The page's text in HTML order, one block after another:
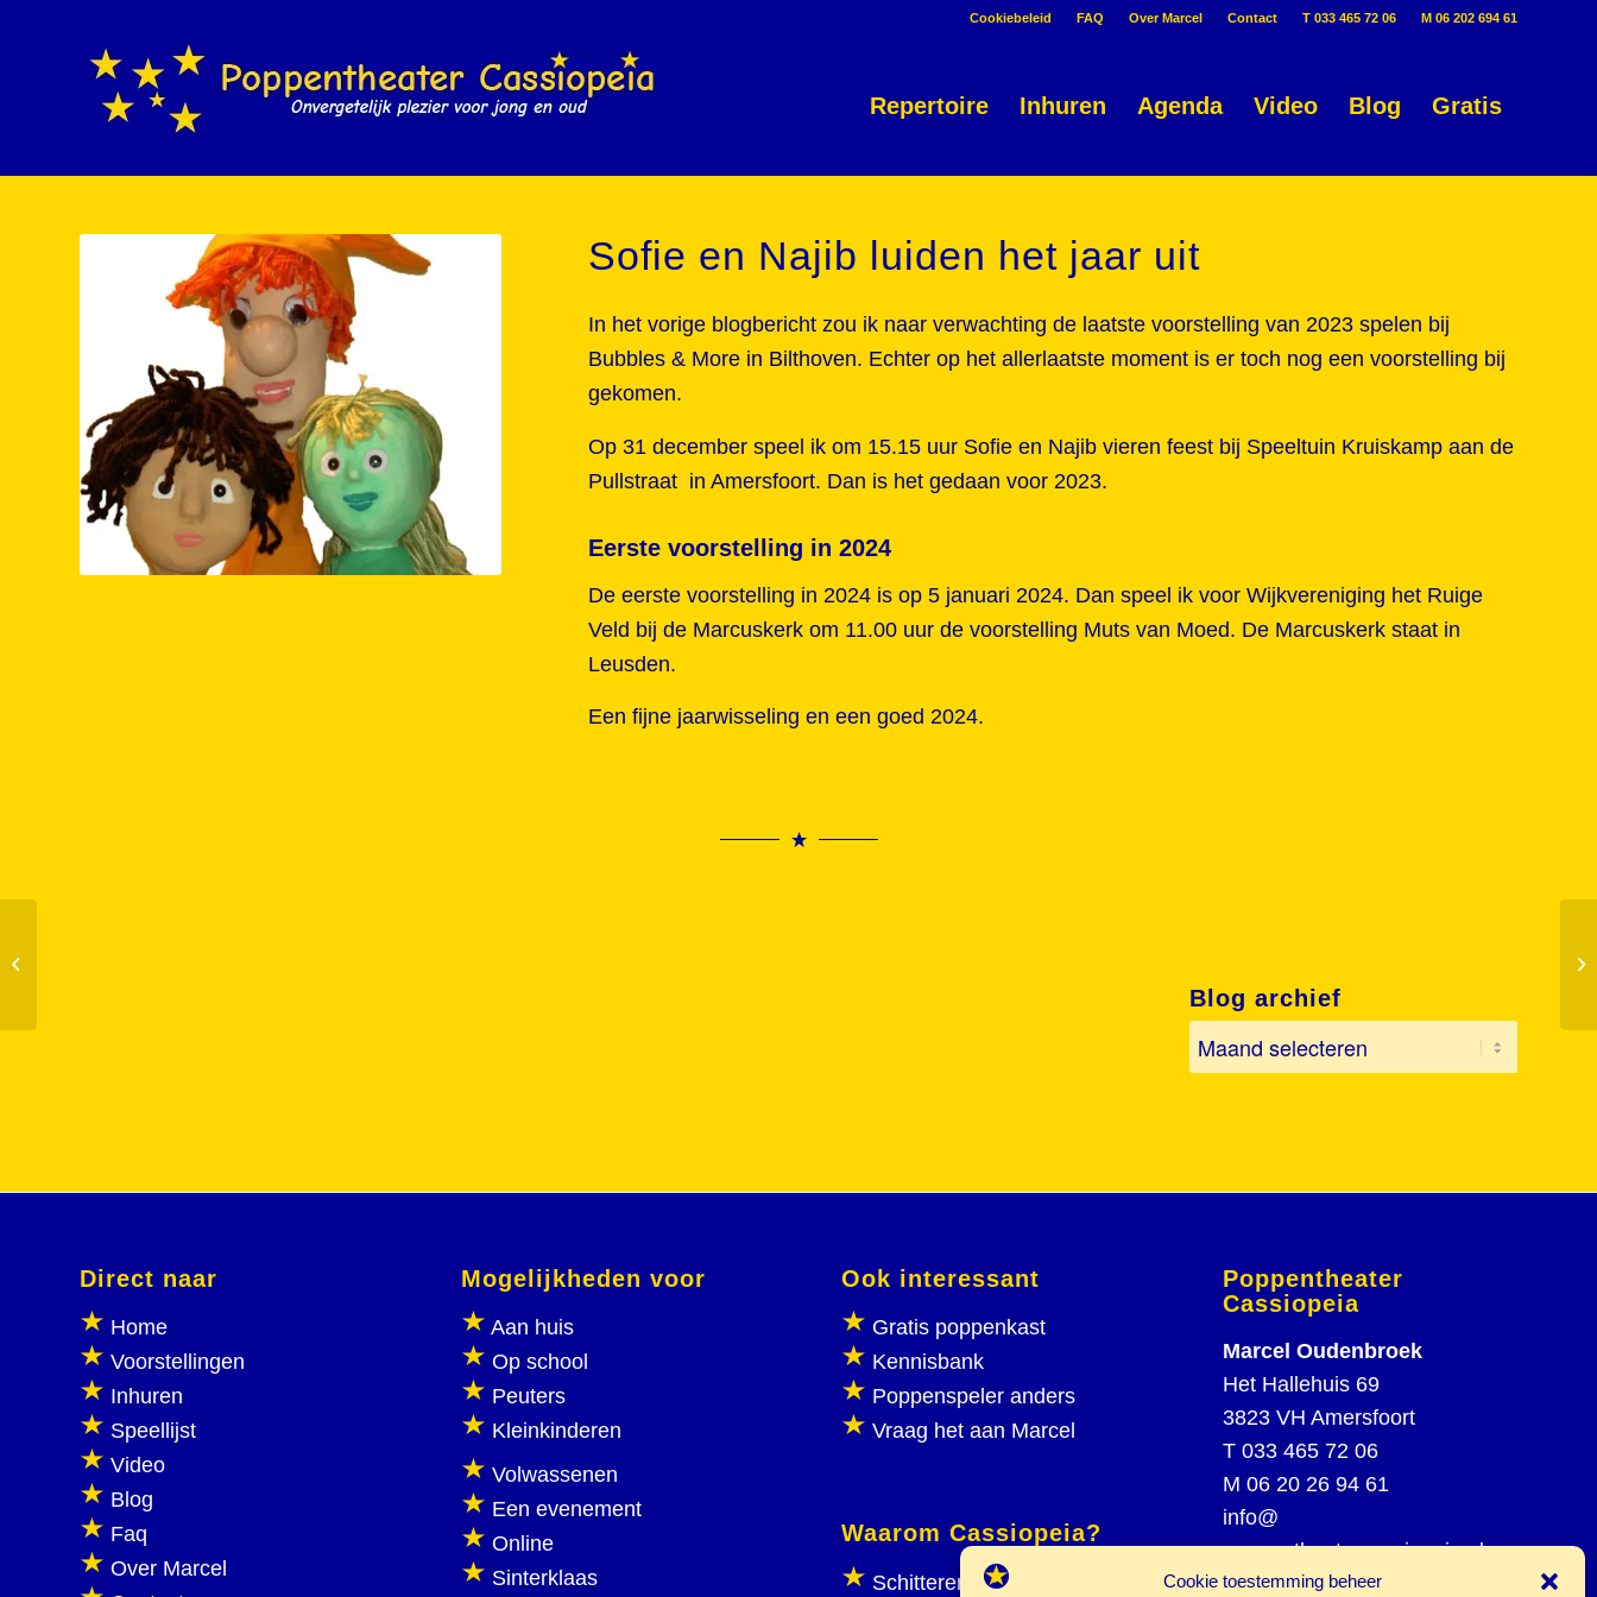
Cookie toestemming beheer
Cookiebeleid FAQ Over Marcel Contact T 033 465 72 06 M 06 202 694 61
Repertoire Inhuren Agenda Video Blog Gratis
Sofie en Najib luiden het jaar uit
In het vorige blogbericht zou ik naar verwachting de laatste voorstelling van 2023 spelen bij
Bubbles & More in Bilthoven. Echter op het allerlaatste moment is er toch nog een voorstelling bij
gekomen.
Op 31 december speel ik om 15.15 uur Sofie en Najib vieren feest bij Speeltuin Kruiskamp aan de
Pullstraat in Amersfoort. Dan is het gedaan voor 2023.
Eerste voorstelling in 2024
De eerste voorstelling in 2024 is op 5 januari 2024. Dan speel ik voor Wijkvereniging het Ruige
Veld bij de Marcuskerk om 11.00 uur de voorstelling Muts van Moed. De Marcuskerk staat in
Leusden.
Een fijne jaarwisseling en een goed 2024.
Blog archief
Direct naar
Home
Voorstellingen
Inhuren
Speellijst
Video
Blog
Faq
Over Marcel
Mogelijkheden voor
Aan huis
Op school
Peuters
Kleinkinderen
Volwassenen
Een evenement
Online
Sinterklaas
Ook interessant
Gratis poppenkast
Kennisbank
Poppenspeler anders
Vraag het aan Marcel
Waarom Cassiopeia?
Schitterend poppenspel
Poppentheater
Cassiopeia
Marcel Oudenbroek
Het Hallehuis 69
3823 VH Amersfoort
T 033 465 72 06
M 06 20 26 94 61
info@
poppentheatercassiopeia.nl